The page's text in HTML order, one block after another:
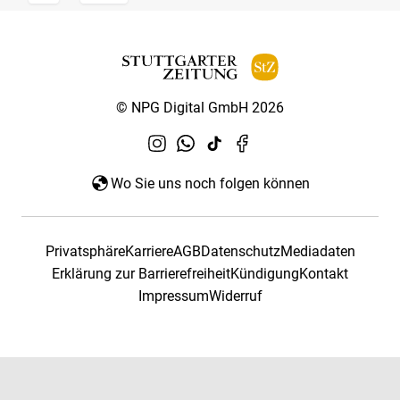
© NPG Digital GmbH 2026
Wo Sie uns noch folgen können
PrivatsphäreKarriereAGBDatenschutzMediadaten
Erklärung zur BarrierefreiheitKündigungKontakt
ImpressumWiderruf